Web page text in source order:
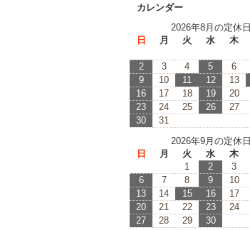
カレンダー
2026年8月の定休日
日
月 火 水 木
2
3 4 5 6
9
10 11 12 13
16
17 18 19 20
23
24 25 26 27
30
31
2026年9月の定休日
日
月 火 水 木
1
2 3
6
7 8 9 10
13
14 15 16 17
20
21 22 23 24
27
28 29 30